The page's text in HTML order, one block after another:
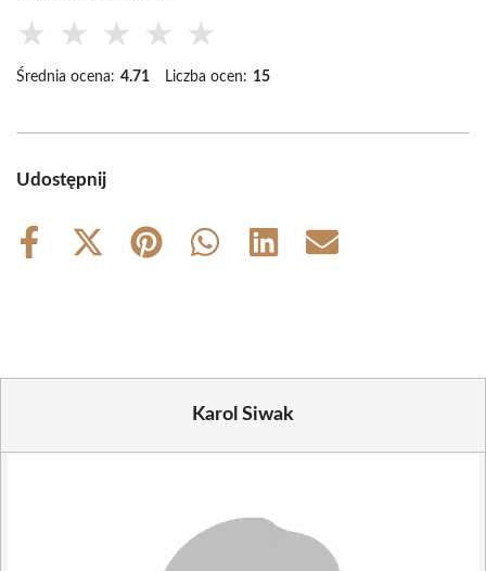
★ ★ ★ ★ ★
Średnia ocena: 4.71 Liczba ocen: 15
Udostępnij
Share
Share
Share
Share
Share
Share
Karol Siwak